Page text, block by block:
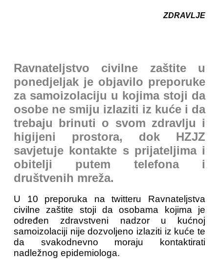
ZDRAVLJE
Ravnateljstvo civilne zaštite u
ponedjeljak je objavilo preporuke
za samoizolaciju u kojima stoji da
osobe ne smiju izlaziti iz kuće i da
trebaju brinuti o svom zdravlju i
higijeni prostora, dok HZJZ
savjetuje kontakte s prijateljima i
obitelji putem telefona i
društvenih mreža.
U 10 preporuka na twitteru Ravnateljstva
civilne zaštite stoji da osobama kojima je
određen zdravstveni nadzor u kućnoj
samoizolaciji nije dozvoljeno izlaziti iz kuće te
da svakodnevno moraju kontaktirati
nadležnog epidemiologa.